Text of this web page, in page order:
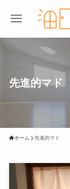
先進的マド
ホーム 先進的マド